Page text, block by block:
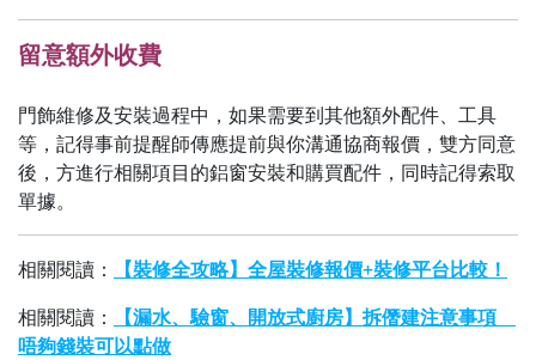
留意額外收費
門飾維修及安裝過程中，如果需要到其他額外配件、工具
等，記得事前提醒師傳應提前與你溝通協商報價，雙方同意
後，方進行相關項目的鋁窗安裝和購買配件，同時記得索取
單據。
相關閱讀：
【裝修全攻略】全屋裝修報價+裝修平台比較！
相關閱讀：
【漏水、驗窗、開放式廚房】拆僭建注意事項
唔夠錢裝可以點做